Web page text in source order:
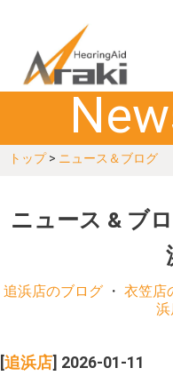
購入の流れ
Q&A
トップ> ニュース＆ブログ
ニュース & ブ
追浜店のブログ ・ 衣笠店
追浜店 ] 2026-01-11